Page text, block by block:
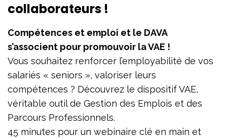
collaborateurs !
Compétences et emploi et le DAVA
s’associent pour promouvoir la VAE !
Vous souhaitez renforcer l’employabilité de vos
salariés « seniors », valoriser leurs
compétences ? Découvrez le dispositif VAE,
véritable outil de Gestion des Emplois et des
Parcours Professionnels.
45 minutes pour un webinaire clé en main et